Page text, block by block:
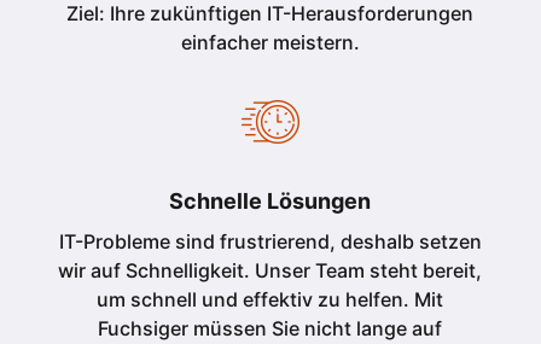
Ziel: Ihre zukünftigen IT-Herausforderungen
einfacher meistern.
Schnelle Lösungen
IT-Probleme sind frustrierend, deshalb setzen
wir auf Schnelligkeit. Unser Team steht bereit,
um schnell und effektiv zu helfen. Mit
Fuchsiger müssen Sie nicht lange auf